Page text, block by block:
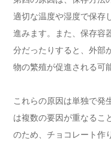
適切な温度や湿度で保存
進みます。また、保存容
分だったりすると、外部
物の繁殖が促進される可
これらの原因は単独で発
は複数の要因が重なるこ
のため、チョコレート作